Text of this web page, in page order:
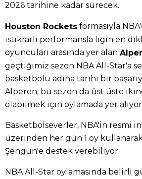
2026 tarihine kadar sürecek.
Houston Rockets formasıyla
istikrarlı performansla ligin en
oyuncuları arasında yer alan
geçtiğimiz sezon NBA All-Star'a
basketbolu adına tarihi bir
Alperen, bu sezon da üst üste
olabilmek için oylamada yer
Basketbolseverler, NBA'in resmi
üzerinden her gün 1 oy
Şengün'e destek verebiliyor.
NBA All-Star oylamasında belirli